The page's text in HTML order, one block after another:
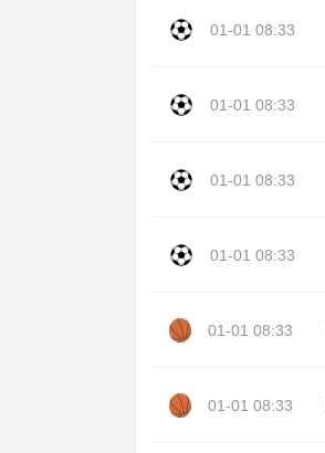
01-01 08:33
01-01 08:33
01-01 08:33
01-01 08:33
01-01 08:33
01-01 08:33